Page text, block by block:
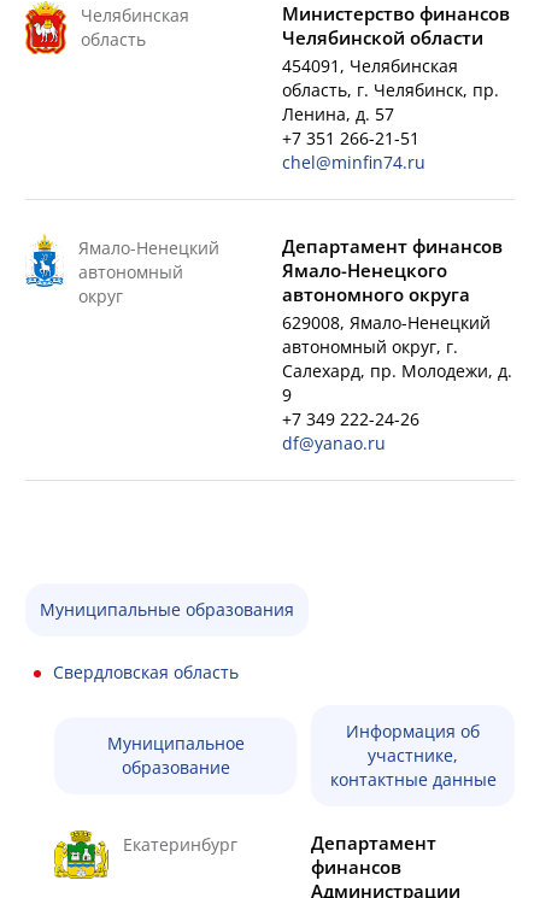
Челябинская
область
Министерство финансов
Челябинской области
454091, Челябинская
область, г. Челябинск, пр.
Ленина, д. 57
+7 351 266-21-51
chel@minfin74.ru
Ямало-Ненецкий
автономный
округ
Департамент финансов
Ямало-Ненецкого
автономного округа
629008, Ямало-Ненецкий
автономный округ, г.
Салехард, пр. Молодежи, д.
9
+7 349 222-24-26
df@yanao.ru
Муниципальные образования
Свердловская область
Муниципальное
образование
Информация об
участнике,
контактные данные
Екатеринбург
Департамент
финансов
Администрации